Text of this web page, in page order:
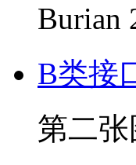
Burian
B类接
第二